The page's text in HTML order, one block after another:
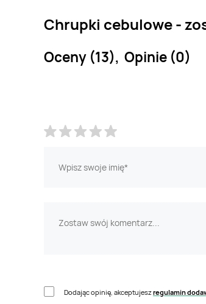
Chrupki cebulowe -
Oceny (13), Opinie (0)
Dodając opinię, akceptujeszregulamin